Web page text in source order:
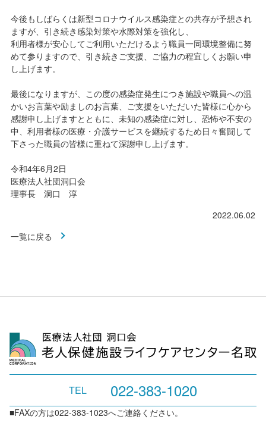
今後もしばらくは新型コロナウイルス感染症との共存が予想され
ますが、引き続き感染対策や水際対策を強化し、
利用者様が安心してご利用いただけるよう職員一同環境整備に努
めて参りますので、引き続きご支援、ご協力の程宜しくお願い申
し上げます。
最後になりますが、この度の感染症発生につき施設や職員への温
かいお言葉や励ましのお言葉、ご支援をいただいた皆様に心から
感謝申し上げますとともに、未知の感染症に対し、恐怖や不安の
中、利用者様の医療・介護サービスを継続するため日々奮闘して
下さった職員の皆様に重ねて深謝申し上げます。
令和4年6月2日
医療法人社団洞口会
理事長 洞口 淳
2022.06.02
一覧に戻る
TEL 022-383-1020
■FAXの方は022-383-1023へご連絡ください。